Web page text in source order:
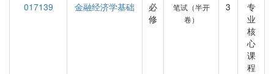
017139
金融经济学基础
必
修
笔试（半开
卷）
3
专
业
核
心
课
程